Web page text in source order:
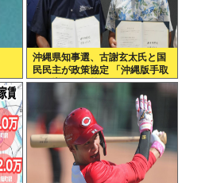
沖縄県知事選、古謝玄太氏と国
民民主が政策協定 「沖縄版手取
りを増やす政策」など5項目